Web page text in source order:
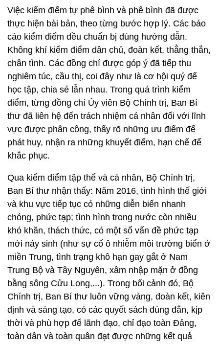
Việc kiểm điểm tự phê bình và phê bình đã được
thực hiện bài bản, theo từng bước hợp lý. Các báo
cáo kiểm điểm đều chuẩn bị đúng hướng dẫn.
Không khí kiểm điểm dân chủ, đoàn kết, thẳng thắn,
chân tình. Các đồng chí được góp ý đã tiếp thu
nghiêm túc, cầu thị, coi đây như là cơ hội quý để
học tập, chia sẻ lẫn nhau. Trong quá trình kiểm
điểm, từng đồng chí Ủy viên Bộ Chính trị, Ban Bí
thư đã liên hệ đến trách nhiệm cá nhân đối với lĩnh
vực được phân công, thấy rõ những ưu điểm để
phát huy, nhận ra những khuyết điểm, hạn chế để
khắc phục.
Qua kiểm điểm tập thể và cá nhân, Bộ Chính trị,
Ban Bí thư nhận thấy: Năm 2016, tình hình thế giới
và khu vực tiếp tục có những diễn biến nhanh
chóng, phức tạp; tình hình trong nước còn nhiều
khó khăn, thách thức, có một số vấn đề phức tạp
mới nảy sinh (như sự cố ô nhiễm môi trường biển ở
miền Trung, tình trạng khô hạn gay gắt ở Nam
Trung Bộ và Tây Nguyên, xâm nhập mặn ở đồng
bằng sông Cửu Long,...). Trong bối cảnh đó, Bộ
Chính trị, Ban Bí thư luôn vững vàng, đoàn kết, kiên
định và sáng tạo, có các quyết sách đúng đắn, kịp
thời và phù hợp để lãnh đạo, chỉ đạo toàn Đảng,
toàn dân và toàn quân đạt được những kết quả